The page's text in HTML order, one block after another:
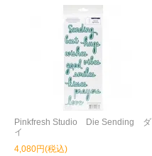
Pinkfresh Studio Die Sending ダ
イ
4,080円(税込)